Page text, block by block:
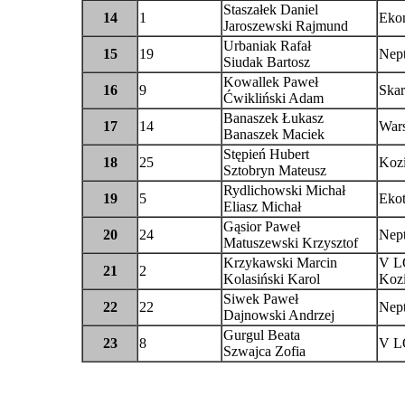
14 1
Staszałek Daniel
Jaroszewski Rajmund
15 19
Urbaniak Rafał
Siudak Bartosz
16 9
Kowallek Paweł
Ćwikliński Adam
17 14
Banaszek Łukasz
Banaszek Maciek
18 25
Stępień Hubert
Sztobryn Mateusz
19 5
Rydlichowski Michał
Eliasz Michał
20 24
Gąsior Paweł
Matuszewski Krzysztof
21 2
Krzykawski Marcin
Kolasiński Karol
V
22
22
Siwek Paweł
Dajnowski Andrzej
23 8
Gurgul Beata
Szwajca Zofia
V